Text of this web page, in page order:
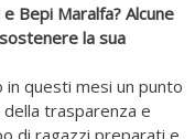
Bepi Maralfa? Alcune
la sua
questi mesi un punto
trasparenza e
di ragazzi preparati e